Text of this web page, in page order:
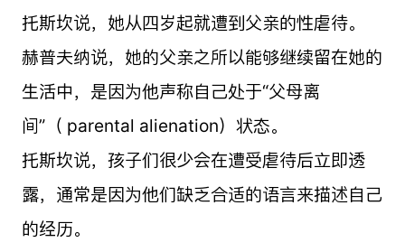
托斯坎说，她从四岁起就遭到父亲的性虐待。
赫普夫纳说，她的父亲之所以能够继续留在她的
生活中，是因为他声称自己处于“父母离
间”（ parental alienation）状态。
托斯坎说，孩子们很少会在遭受虐待后立即透
露，通常是因为他们缺乏合适的语言来描述自己
的经历。